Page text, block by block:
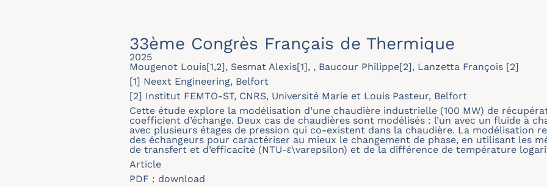
33ème Congrès Français de Thermique
2025
Mougenot Louis[1,2], Sesmat Alexis[1], , Baucour Philippe[2], Lanzetta François [2]
[1] Neext Engineering, Belfort
[2] Institut FEMTO-ST, CNRS, Université Marie et Louis Pasteur, Belfort
Cette étude explore la modélisation d’une chaudière industrielle (100 MW) de
coefficient d’échange. Deux cas de chaudières sont modélisés : l’un avec un fluide à
avec plusieurs étages de pression qui co-existent dans la chaudière. La modélisation
des échangeurs pour caractériser au mieux le changement de phase, en utilisant les
de transfert et d’efficacité (NTU-ε\varepsilon) et de la différence de température
Article
PDF : download